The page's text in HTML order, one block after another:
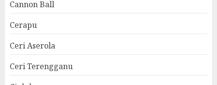
Cannon Ball
Cerapu
Ceri Aserola
Ceri Terengganu